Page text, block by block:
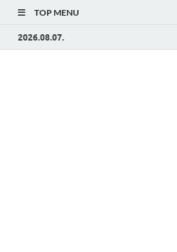
TOP MENU
2026.08.07.